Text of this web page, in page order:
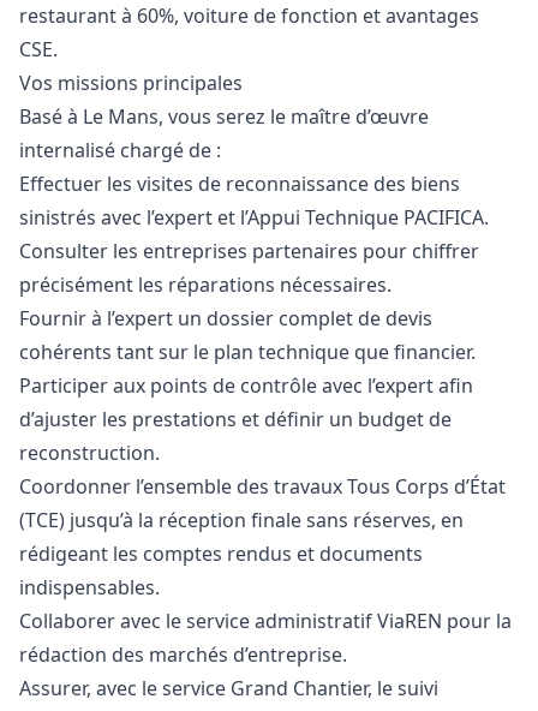
restaurant à 60%, voiture de fonction et avantages
CSE.
Vos missions principales
Basé à Le Mans, vous serez le maître d’œuvre
internalisé chargé de :
Effectuer les visites de reconnaissance des biens
sinistrés avec l’expert et l’Appui Technique PACIFICA.
Consulter les entreprises partenaires pour chiffrer
précisément les réparations nécessaires.
Fournir à l’expert un dossier complet de devis
cohérents tant sur le plan technique que financier.
Participer aux points de contrôle avec l’expert afin
d’ajuster les prestations et définir un budget de
reconstruction.
Coordonner l’ensemble des travaux Tous Corps d’État
(TCE) jusqu’à la réception finale sans réserves, en
rédigeant les comptes rendus et documents
indispensables.
Collaborer avec le service administratif ViaREN pour la
rédaction des marchés d’entreprise.
Assurer, avec le service Grand Chantier, le suivi